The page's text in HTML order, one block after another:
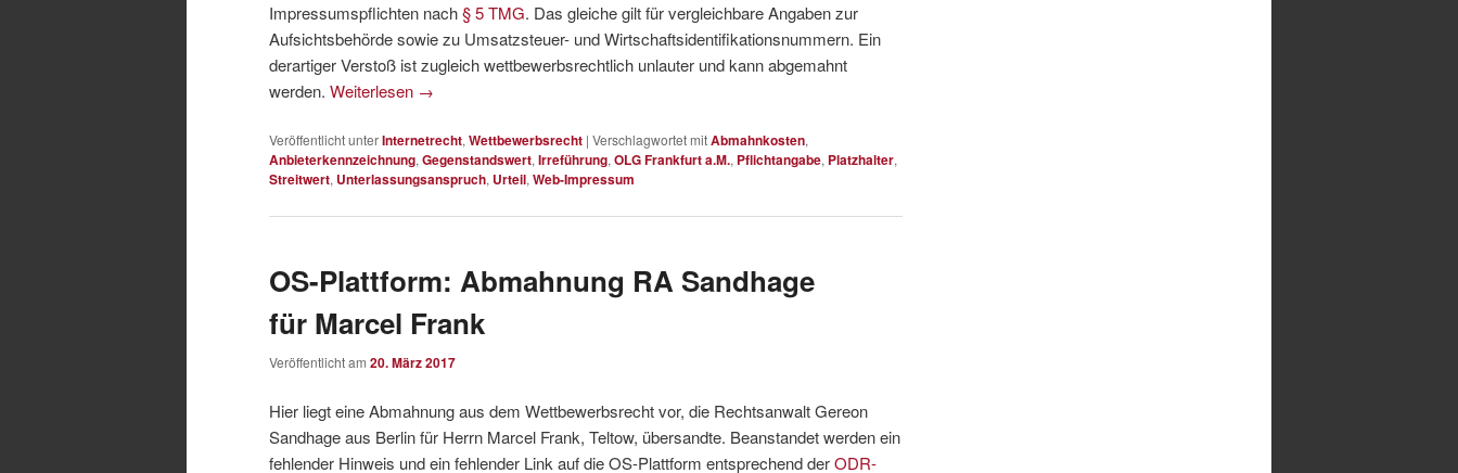
Impressumspflichten nach§ 5 TMG. Das gleiche gilt für vergleichbare Angaben zur
Aufsichtsbehörde sowie zu Umsatzsteuer- und Wirtschaftsidentifikationsnummern. Ein
derartiger Verstoß ist zugleich wettbewerbsrechtlich unlauter und kann abgemahnt
werden. Weiterlesen →
Veröffentlicht unterInternetrecht,Wettbewerbsrecht | Verschlagwortet mitAbmahnkosten,
Anbieterkennzeichnung,Gegenstandswert,Irreführung,OLG Frankfurt a.M., Pflichtangabe, Platzhalter,
Streitwert, Unterlassungsanspruch, Urteil,Web-Impressum
OS-Plattform: Abmahnung RA Sandhage
für Marcel Frank
Veröffentlicht am 20. März 2017
Hier liegt eine Abmahnung aus dem Wettbewerbsrecht vor, die Rechtsanwalt Gereon
Sandhage aus Berlin für Herrn Marcel Frank, Teltow, übersandte. Beanstandet werden ein
fehlender Hinweis und ein fehlender Link auf die OS-Plattform entsprechend derODR-